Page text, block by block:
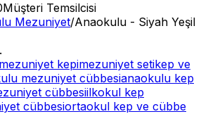
Müşteri Temsilcisi
Mezuniyet/Anaokulu - Siyah Yeşil
mezuniyet kepimezuniyet setikep ve
mezuniyet cübbesianaokulu kep
cübbesiilkokul kep
cübbesiortaokul kep ve cübbe